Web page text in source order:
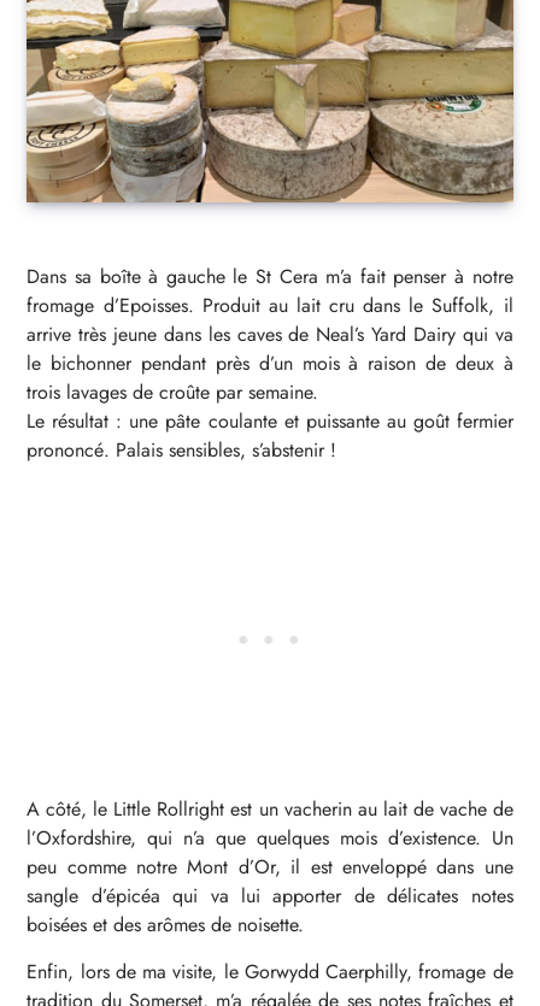
Dans sa boîte à gauche le St Cera m’a fait penser à notre
fromage d’Epoisses. Produit au lait cru dans le Suffolk, il
arrive très jeune dans les caves de Neal’s Yard Dairy qui va
le bichonner pendant près d’un mois à raison de deux à
trois lavages de croûte par semaine.
Le résultat : une pâte coulante et puissante au goût fermier
prononcé. Palais sensibles, s’abstenir !
A côté, le Little Rollright est un vacherin au lait de vache de
l’Oxfordshire, qui n’a que quelques mois d’existence. Un
peu comme notre Mont d’Or, il est enveloppé dans une
sangle d’épicéa qui va lui apporter de délicates notes
boisées et des arômes de noisette.
Enfin, lors de ma visite, le Gorwydd Caerphilly, fromage de
tradition du Somerset, m’a régalée de ses notes fraîches et